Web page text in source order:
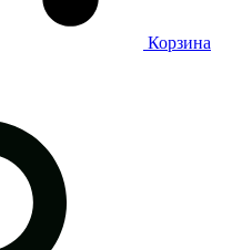
Корзина